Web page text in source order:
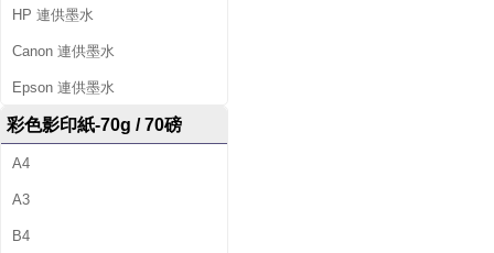
HP 連供墨水
Canon 連供墨水
Epson 連供墨水
彩色影印紙-70g / 70磅
A4
A3
B4